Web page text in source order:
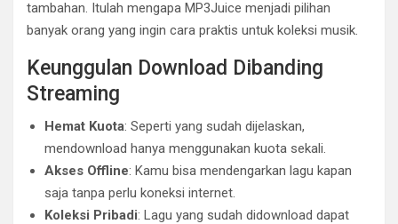
tambahan. Itulah mengapa MP3Juice menjadi pilihan
banyak orang yang ingin cara praktis untuk koleksi musik.
Keunggulan Download Dibanding
Streaming
Hemat Kuota: Seperti yang sudah dijelaskan,
mendownload hanya menggunakan kuota sekali.
Akses Offline: Kamu bisa mendengarkan lagu kapan
saja tanpa perlu koneksi internet.
Koleksi Pribadi: Lagu yang sudah didownload dapat